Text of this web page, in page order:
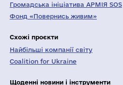
Громадська ініціатива АРМІЯ SOS
Фонд «Повернись живим»
Схожі проєкти
Найбільші компанії світу
Coalition for Ukraine
Щоденні новини і інструменти